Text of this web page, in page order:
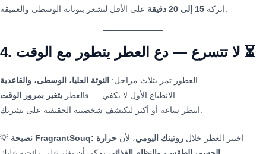
اتركه 15 إلى 20 دقيقة على الأقل لتشعر بنوتاته الوسطى والعميقة.
4. لا تتسرع — دع العطر يتطور مع الوقت ⏳
العطور تمر بثلاث مراحل: النوتة العليا، الوسطى، والقاعدية
.
الانطباع الأول لا يكفي — فالعطر يتغير بمرور الوقت
.
انتظر ساعة أو أكثر لتكتشف شخصيته الحقيقية على بشرتك.
💡 نصيحة FragrantSouq: اختبر العطر خلال روتينك اليومي، لأن حرارة